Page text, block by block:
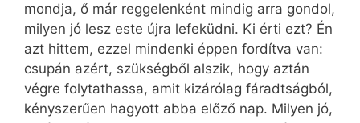
mondja, ő már reggelenként mindig arra gondol,
milyen jó lesz este újra lefeküdni. Ki érti ezt? Én
azt hittem, ezzel mindenki éppen fordítva van:
csupán azért, szükségből alszik, hogy aztán
végre folytathassa, amit kizárólag fáradtságból,
kényszerűen hagyott abba előző nap. Milyen jó,